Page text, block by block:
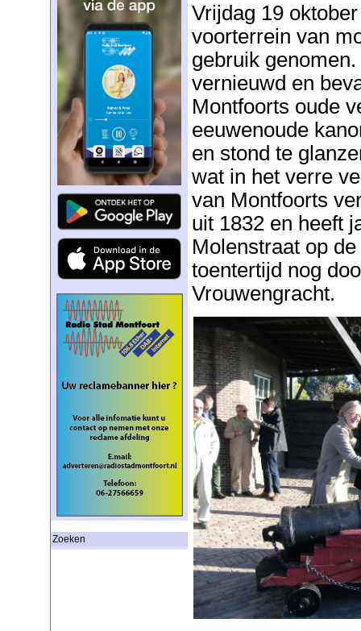
Zoeken
Vrijdag 19
voorterrein van
gebruik
vernieuwd en
Montfoorts oude
eeuwenoude
en stond te
wat in het verre
van Montfoorts
uit 1832 en heeft
Molenstraat op
toentertijd nog
Vrouwengracht.